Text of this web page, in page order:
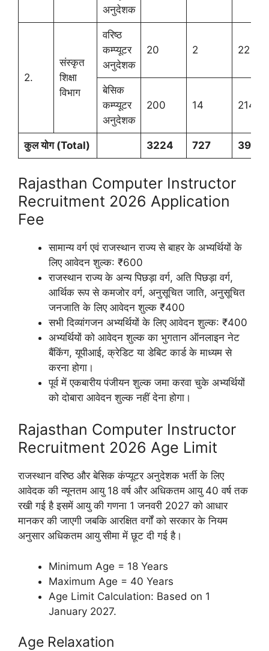
अनुदेशक
2.
संस्कृत
शिक्षा
विभाग
वरिष्ठ
कम्प्यूटर
अनुदेशक
20 2 22
बेसिक
कम्प्यूटर
अनुदेशक
200 14 214
कुल योग (Total) 3224 727 3951
Rajasthan Computer Instructor
Recruitment 2026 Application
Fee
सामान्य वर्ग एवं राजस्थान राज्य से बाहर के अभ्यर्थियों के
लिए आवेदन शुल्क: ₹600
राजस्थान राज्य के अन्य पिछड़ा वर्ग, अति पिछड़ा वर्ग,
आर्थिक रूप से कमजोर वर्ग, अनुसूचित जाति, अनुसूचित
जनजाति के लिए आवेदन शुल्क ₹400
सभी दिव्यांगजन अभ्यर्थियों के लिए आवेदन शुल्क: ₹400
अभ्यर्थियों को आवेदन शुल्क का भुगतान ऑनलाइन नेट
बैंकिंग, यूपीआई, क्रेडिट या डेबिट कार्ड के माध्यम से
करना होगा।
पूर्व में एकबारीय पंजीयन शुल्क जमा करवा चुके अभ्यर्थियों
को दोबारा आवेदन शुल्क नहीं देना होगा।
Rajasthan Computer Instructor
Recruitment 2026 Age Limit
राजस्थान वरिष्ठ और बेसिक कंप्यूटर अनुदेशक भर्ती के लिए
आवेदक की न्यूनतम आयु 18 वर्ष और अधिकतम आयु 40 वर्ष तक
रखी गई है इसमें आयु की गणना 1 जनवरी 2027 को आधार
मानकर की जाएगी जबकि आरक्षित वर्गों को सरकार के नियम
अनुसार अधिकतम आयु सीमा में छूट दी गई है।
Minimum Age = 18 Years
Maximum Age = 40 Years
Age Limit Calculation: Based on 1
January 2027.
Age Relaxation